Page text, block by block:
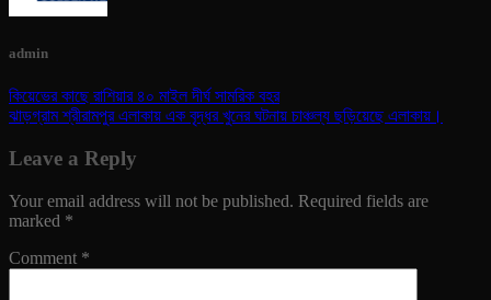
admin
কিয়েভের কাছে রাশিয়ার ৪০ মাইল দীর্ঘ সামরিক বহর
ঝাড়গ্রাম শ্রীরামপুর এলাকায় এক বৃদ্ধর খুনের ঘটনায় চাঞ্চল্য ছড়িয়েছে এলাকায়।
Leave a Reply
Your email address will not be published. Required fields are
marked *
Comment *